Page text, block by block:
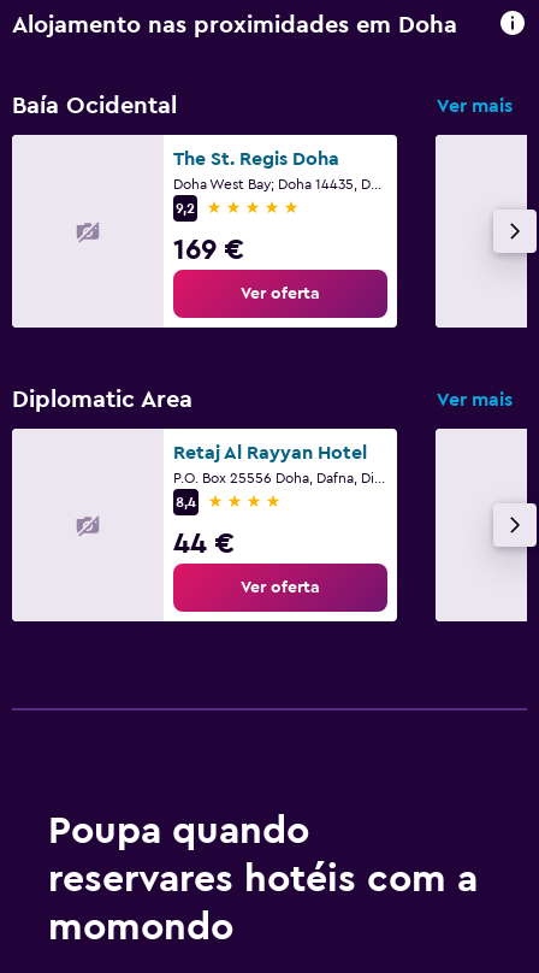
Segurança 24/7
TV de ecrã plano
Zona de convívio/TV partilhada
TV Cabo ou TV por satélite
Estacionamento e transportes
Serviço de transporte (custo adicional)
Camas de tamanho exta (> 2 metros)
Tomada junto à cama
Roupeiro ou armário
Fax/fotocopiadora
Alojamento nas proximidades em Doha
Baía Ocidental Ver mais
The St. Regis Doha
9,2
5 estrelas
169 €
Ver oferta
Diplomatic Area Ver mais
Retaj Al Rayyan Hotel
8,4
4 estrelas
44 €
Ver oferta
Poupa quando
reservares hotéis com a
momondo